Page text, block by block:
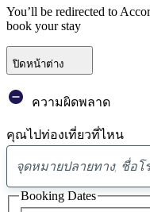
You’ll be redirected to
book your stay
ปิดหน้าต่าง
ความผิดพลาด
คุณไปท่องเที่ยวที่ไหน
Booking Dates